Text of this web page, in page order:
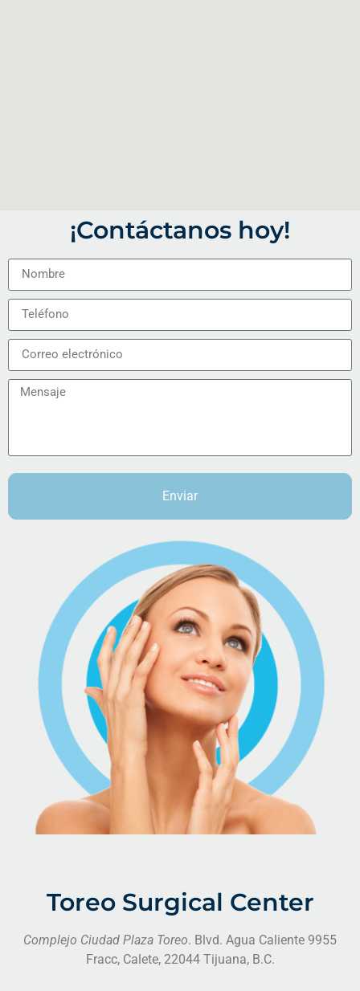
¡Contáctanos hoy!
Enviar
Toreo Surgical Center
Complejo Ciudad Plaza Toreo. Blvd. Agua Caliente 9955
Fracc, Calete, 22044 Tijuana, B.C.